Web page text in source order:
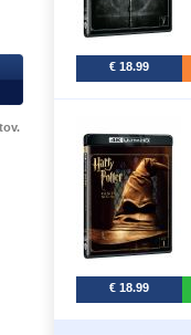
€ 18.99
€ 18.99